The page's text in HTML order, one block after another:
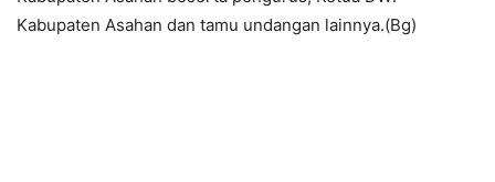
Kabupaten Asahan dan tamu undangan lainnya.(Bg)